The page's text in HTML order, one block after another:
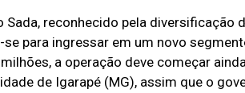
Sada, reconhecido pela
se para ingressar em um novo
a operação deve começar
de Igarapé (MG), assim que o